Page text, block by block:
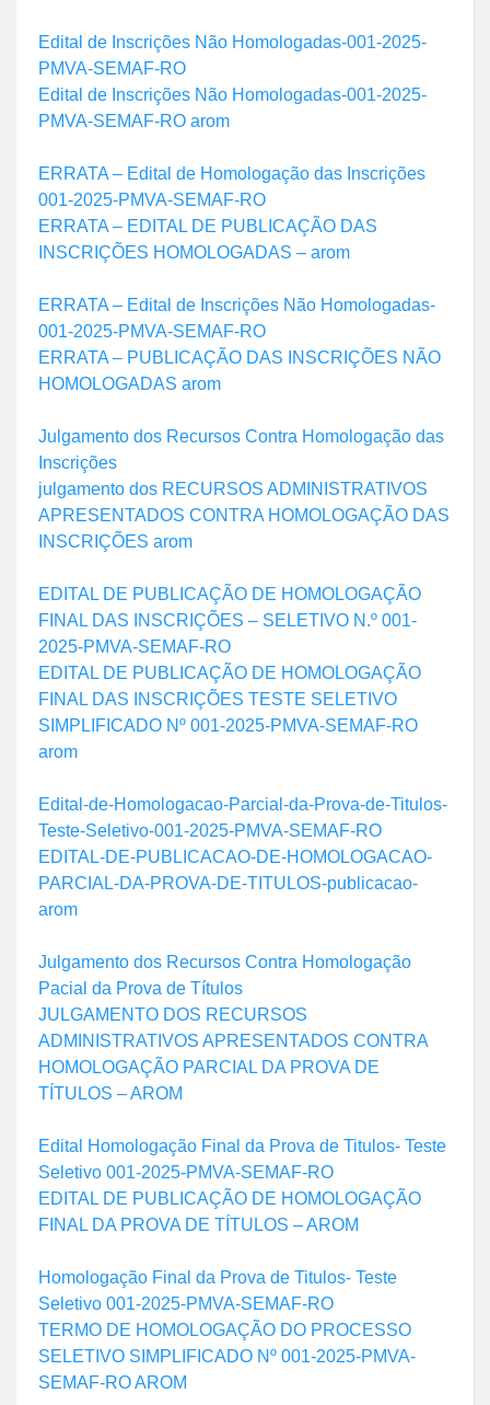
Edital de Inscrições Não Homologadas-001-2025-
PMVA-SEMAF-RO
Edital de Inscrições Não Homologadas-001-2025-
PMVA-SEMAF-RO arom
ERRATA – Edital de Homologação das Inscrições
001-2025-PMVA-SEMAF-RO
ERRATA – EDITAL DE PUBLICAÇÃO DAS
INSCRIÇÕES HOMOLOGADAS – arom
ERRATA – Edital de Inscrições Não Homologadas-
001-2025-PMVA-SEMAF-RO
ERRATA – PUBLICAÇÃO DAS INSCRIÇÕES NÃO
HOMOLOGADAS arom
Julgamento dos Recursos Contra Homologação das
Inscrições
julgamento dos RECURSOS ADMINISTRATIVOS
APRESENTADOS CONTRA HOMOLOGAÇÃO DAS
INSCRIÇÕES arom
EDITAL DE PUBLICAÇÃO DE HOMOLOGAÇÃO
FINAL DAS INSCRIÇÕES – SELETIVO N.º 001-
2025-PMVA-SEMAF-RO
EDITAL DE PUBLICAÇÃO DE HOMOLOGAÇÃO
FINAL DAS INSCRIÇÕES TESTE SELETIVO
SIMPLIFICADO Nº 001-2025-PMVA-SEMAF-RO
arom
Edital-de-Homologacao-Parcial-da-Prova-de-Titulos-
Teste-Seletivo-001-2025-PMVA-SEMAF-RO
EDITAL-DE-PUBLICACAO-DE-HOMOLOGACAO-
PARCIAL-DA-PROVA-DE-TITULOS-publicacao-
arom
Julgamento dos Recursos Contra Homologação
Pacial da Prova de Títulos
JULGAMENTO DOS RECURSOS
ADMINISTRATIVOS APRESENTADOS CONTRA
HOMOLOGAÇÃO PARCIAL DA PROVA DE
TÍTULOS – AROM
Edital Homologação Final da Prova de Titulos- Teste
Seletivo 001-2025-PMVA-SEMAF-RO
EDITAL DE PUBLICAÇÃO DE HOMOLOGAÇÃO
FINAL DA PROVA DE TÍTULOS – AROM
Homologação Final da Prova de Titulos- Teste
Seletivo 001-2025-PMVA-SEMAF-RO
TERMO DE HOMOLOGAÇÃO DO PROCESSO
SELETIVO SIMPLIFICADO Nº 001-2025-PMVA-
SEMAF-RO AROM